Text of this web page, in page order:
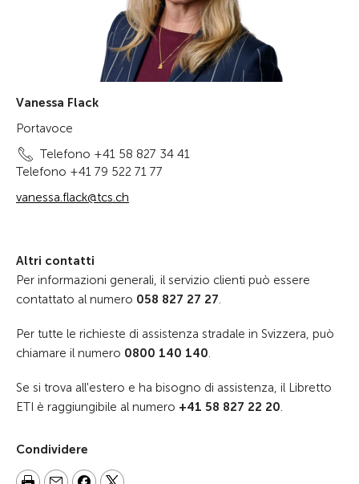
Vanessa Flack
Portavoce
Telefono +41 58 827 34 41
Telefono +41 79 522 71 77
vanessa.flack@tcs.ch
Altri contatti
Per informazioni generali, il servizio clienti può essere
contattato al numero 058 827 27 27.
Per tutte le richieste di assistenza stradale in Svizzera, può
chiamare il numero 0800 140 140.
Se si trova all'estero e ha bisogno di assistenza, il Libretto
ETI è raggiungibile al numero +41 58 827 22 20.
Condividere